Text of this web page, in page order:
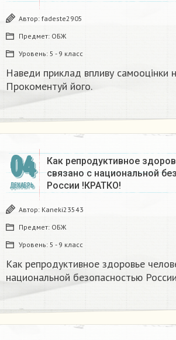
Автор: fadeste2905
Предмет: ОБЖ
Уровень: 5 - 9 класс
Наведи приклад впливу самооцінки
Прокоментуй його.
04
ДЕКАБРЬ
Как репродуктивное
связано с национальной
России !КРАТКО!
Автор: Kaneki23543
Предмет: ОБЖ
Уровень: 5 - 9 класс
Как репродуктивное здоровье
национальной безопасностью